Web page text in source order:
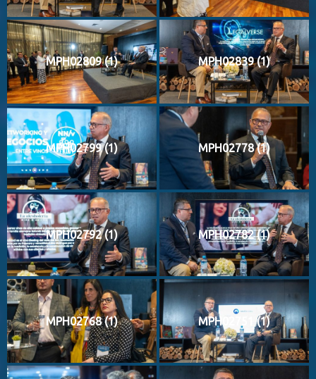
MPH02809 (1) MPH02839 (1)
MPH02799 (1) MPH02778 (1)
MPH02792 (1) MPH02782 (1)
MPH02768 (1) MPH02751 (1)